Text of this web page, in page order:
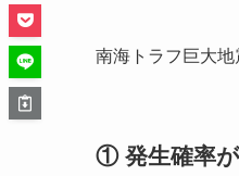
南海トラフ巨大地
① 発生確率